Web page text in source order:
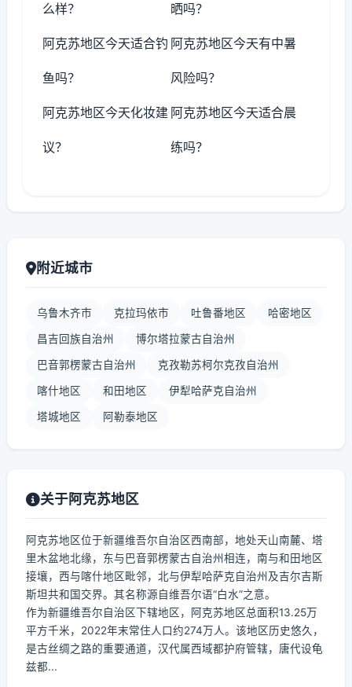
么样？ 晒吗？
阿克苏地区今天适合钓
鱼吗？
阿克苏地区今天有中暑
风险吗？
阿克苏地区今天化妆建
议？
阿克苏地区今天适合晨
练吗？
附近城市
乌鲁木齐市 克拉玛依市 吐鲁番地区 哈密地区
昌吉回族自治州 博尔塔拉蒙古自治州
巴音郭楞蒙古自治州 克孜勒苏柯尔克孜自治州
喀什地区 和田地区 伊犁哈萨克自治州
塔城地区 阿勒泰地区
关于阿克苏地区
阿克苏地区位于新疆维吾尔自治区西南部，地处天山南麓、塔
里木盆地北缘，东与巴音郭楞蒙古自治州相连，南与和田地区
接壤，西与喀什地区毗邻，北与伊犁哈萨克自治州及吉尔吉斯
斯坦共和国交界。其名称源自维吾尔语“白水”之意。
作为新疆维吾尔自治区下辖地区，阿克苏地区总面积13.25万
平方千米，2022年末常住人口约274万人。该地区历史悠久，
是古丝绸之路的重要通道，汉代属西域都护府管辖，唐代设龟
兹都...